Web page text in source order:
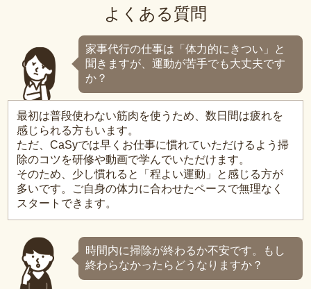
よくある質問
家事代行の仕事は「体力的にきつい」と
聞きますが、運動が苦手でも大丈夫です
か？
最初は普段使わない筋肉を使うため、数日間は疲れを
感じられる方もいます。
ただ、CaSyでは早くお仕事に慣れていただけるよう掃
除のコツを研修や動画で学んでいただけます。
そのため、少し慣れると「程よい運動」と感じる方が
多いです。ご自身の体力に合わせたペースで無理なく
スタートできます。
時間内に掃除が終わるか不安です。もし
終わらなかったらどうなりますか？